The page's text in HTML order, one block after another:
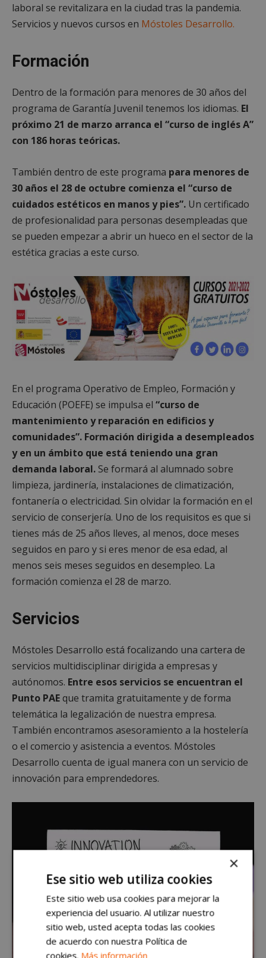
laboral se revitalizara en la ciudad tras la pandemia.
Servicios y nuevos cursos en Móstoles Desarrollo.
Formación
Dentro de la formación para menores de 30 años del
programa de Garantía Juvenil tenemos los idiomas. El
próximo 21 de marzo arranca el “curso de inglés A”
con 186 horas teóricas.
También dentro de este programa para menores de
30 años el 28 de octubre comienza el “curso de
cuidados estéticos en manos y pies”. Un certificado
de profesionalidad para personas desempleadas que
se pueden empezar a abrir un hueco en el sector de la
estética gracias a este curso.
En el programa Operativo de Empleo, Formación y
Educación (POEFE) se impulsa el “curso de
mantenimiento y reparación en edificios y
comunidades”. Formación dirigida a desempleados
y en un ámbito que está teniendo una gran
demanda laboral. Se formará al alumnado sobre
limpieza, jardinería, instalaciones de climatización,
fontanería o electricidad. Sin olvidar la formación en el
servicio de conserjería. Uno de los requisitos es que si
tienes más de 25 años lleves, al menos, doce meses
seguidos en paro y si eres menor de esa edad, al
menos seis meses seguidos en desempleo. La
formación comienza el 28 de marzo.
Servicios
Móstoles Desarrollo está focalizando una cartera de
servicios multidisciplinar dirigida a empresas y
autónomos. Entre esos servicios se encuentran el
Punto PAEque tramita gratuitamente y de forma
telemática la legalización de nuestra empresa.
También encontramos asesoramiento a la hostelería
o el comercio y asistencia a eventos. Móstoles
Desarrollo cuenta de igual manera con un servicio de
innovación para emprendedores.
×
Ese sitio web utiliza cookies
Este sitio web usa cookies para mejorar la
experiencia del usuario. Al utilizar nuestro
sitio web, usted acepta todas las cookies
de acuerdo con nuestra Política de
cookies. Más información